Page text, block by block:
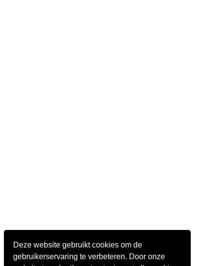
Deze website gebruikt cookies om de
gebruikerservaring te verbeteren. Door onze